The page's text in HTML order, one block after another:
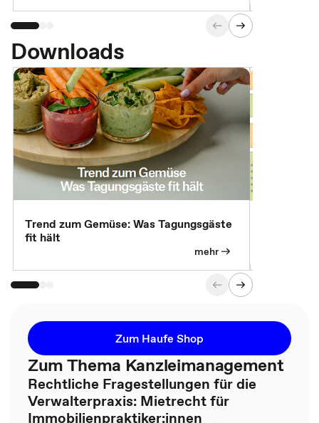
Downloads
Trend zum Gemüse: Was Tagungsgäste
fit hält
mehr
Zum Haufe Shop
Zum Thema Kanzleimanagement
Rechtliche Fragestellungen für die
Verwalterpraxis: Mietrecht für
Immobilienpraktiker:innen